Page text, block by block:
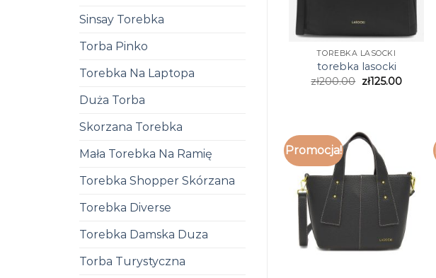
Sinsay Torebka
Torba Pinko
Torebka Na Laptopa
Duża Torba
Skorzana Torebka
Mała Torebka Na Ramię
Torebka Shopper Skórzana
Torebka Diverse
Torebka Damska Duza
Torba Turystyczna
TOREBKA LASOCKI
torebka lasocki
zł200.00 zł125.00
Promocja!